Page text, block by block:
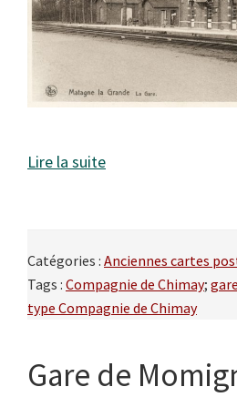
Lire la suite
Catégories : Anciennes cartes
Tags : Compagnie de Chimay; gare
type Compagnie de Chimay
Gare de